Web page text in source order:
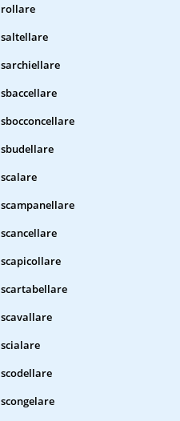
rollare
saltellare
sarchiellare
sbaccellare
sbocconcellare
sbudellare
scalare
scampanellare
scancellare
scapicollare
scartabellare
scavallare
scialare
scodellare
scongelare